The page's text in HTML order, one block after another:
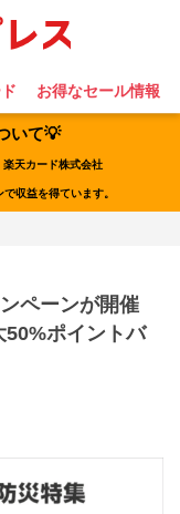
お得なセール情報
いて💡
天カード株式会社
収益を得ています。
ペーンが開催
50%ポイントバ